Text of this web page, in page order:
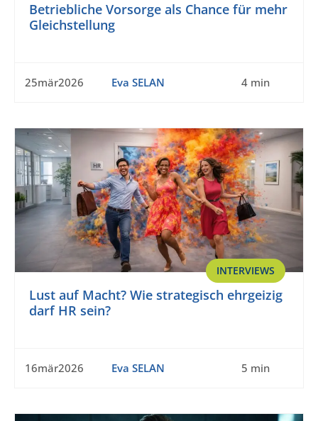
Betriebliche Vorsorge als Chance für mehr
Gleichstellung
25mär2026 Eva SELAN 4 min
INTERVIEWS
Lust auf Macht? Wie strategisch ehrgeizig
darf HR sein?
16mär2026 Eva SELAN 5 min